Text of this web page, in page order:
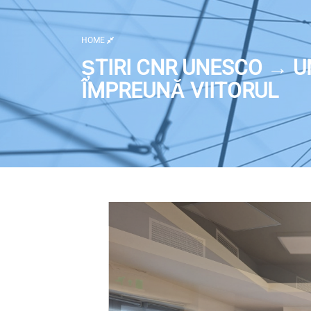
HOME
ȘTIRI CNR UNESCO →
ÎMPREUNĂ VIITORUL
Deschide imaginea